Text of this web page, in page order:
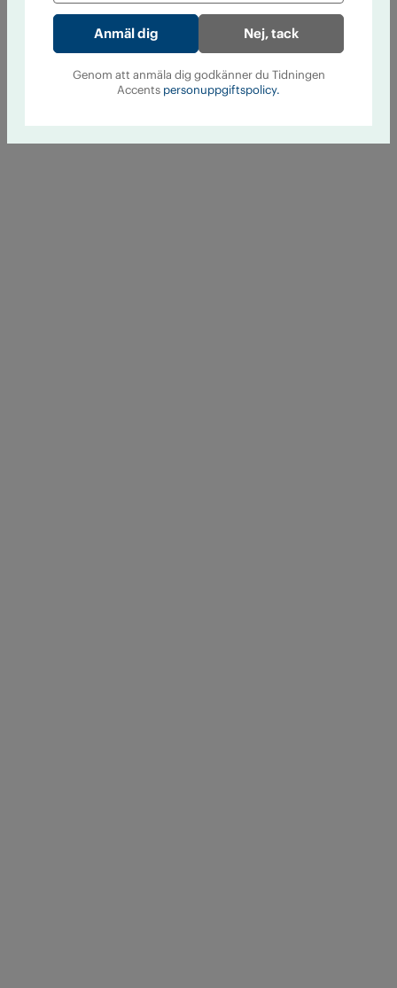
Nej, tack
Genom att anmäla dig godkänner du Tidningen
Accents personuppgiftspolicy.